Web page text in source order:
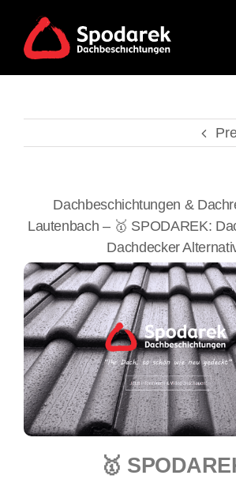
content
Dachbeschichtungen &
Lautenbach – 🥇 SPODAREK:
Dachdecker
🥇